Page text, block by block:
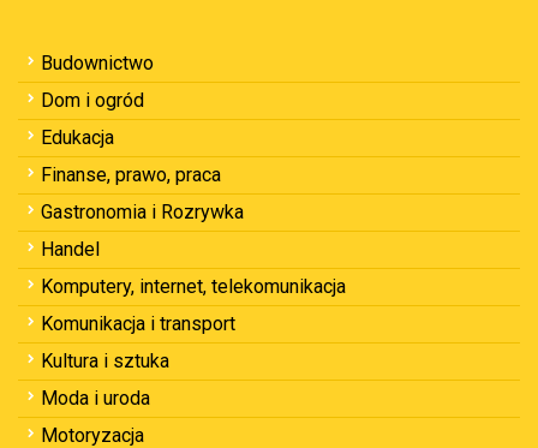
Budownictwo
Dom i ogród
Edukacja
Finanse, prawo, praca
Gastronomia i Rozrywka
Handel
Komputery, internet, telekomunikacja
Komunikacja i transport
Kultura i sztuka
Moda i uroda
Motoryzacja